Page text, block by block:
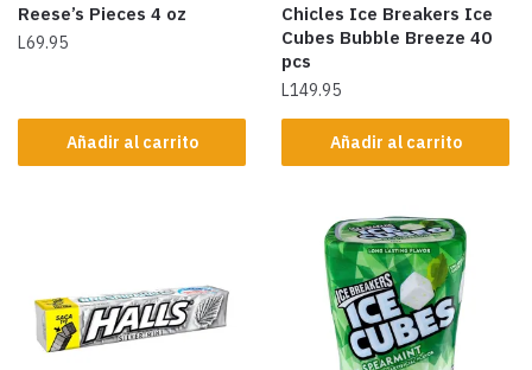
Reese’s Pieces 4 oz
L69.95
Añadir al carrito
Chicles Ice Breakers Ice
Cubes Bubble Breeze 40
pcs
L149.95
Añadir al carrito